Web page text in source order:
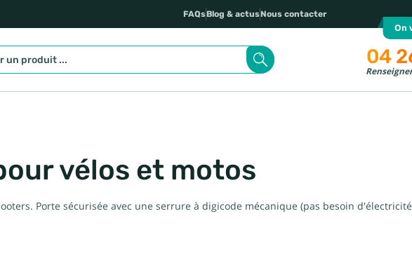
FAQsBlog & actusNous contacter
On
04
vélos et motos
Porte sécurisée avec une serrure à digicode mécanique (pas besoin